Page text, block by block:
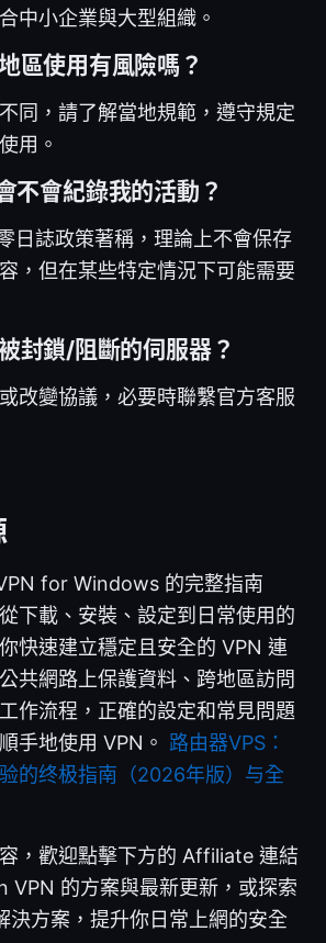
中小企業與大型組織。
區使用有風險嗎？
同，請了解當地規範，遵守規定
用。
不會紀錄我的活動？
日誌政策著稱，理論上不會保存
，但在某些特定情況下可能需要
封鎖/阻斷的伺服器？
改變協議，必要時聯繫官方客服
for Windows 的完整指南
下載、安裝、設定到日常使用的
快速建立穩定且安全的 VPN 連
共網路上保護資料、跨地區訪問
作流程，正確的設定和常見問題
手地使用 VPN。 路由器VPS：
的终极指南（2026年版）与全
，歡迎點擊下方的 Affiliate 連結
VPN 的方案與最新更新，或探索
決方案，提升你日常上網的安全